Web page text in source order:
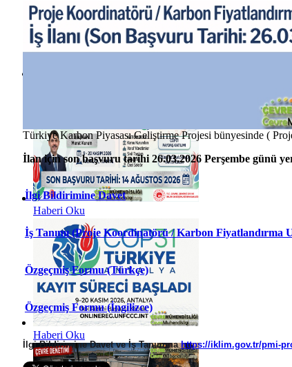
Haberi Oku
Haberi Oku
Türkiye Karbon Piyasası Geliştirme Projesi bünyesinde (
İlan için son başvuru tarihi 26.03.2026 Perşembe günü
İlgi Bildirimine Davet
İş Tanımı (Proje Koordinatörü / Karbon Fiyatlandırma
Özgeçmiş Formu (Türkçe)
Özgeçmiş Formu (İngilizce)
İlgi Bildirimine Davet ve İş Tanımınahttps://iklim.gov.tr/pmi-